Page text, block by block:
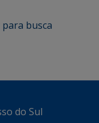
para busca
do Sul